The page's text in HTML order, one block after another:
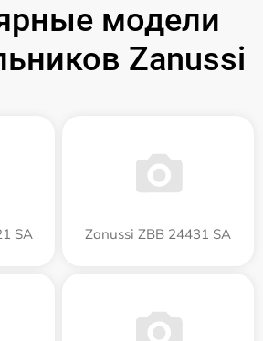
модели
Zanussi
SA Zanussi ZBB 24431 SA